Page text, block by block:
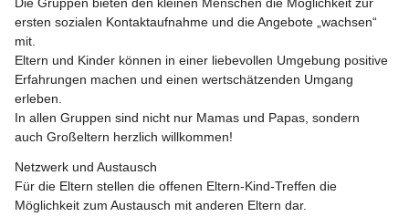
ersten sozialen Kontaktaufnahme und die Angebote „wachsen“
mit.
Eltern und Kinder können in einer liebevollen Umgebung positive
Erfahrungen machen und einen wertschätzenden Umgang
erleben.
In allen Gruppen sind nicht nur Mamas und Papas, sondern
auch Großeltern herzlich willkommen!
Netzwerk und Austausch
Für die Eltern stellen die offenen Eltern-Kind-Treffen die
Möglichkeit zum Austausch mit anderen Eltern dar.